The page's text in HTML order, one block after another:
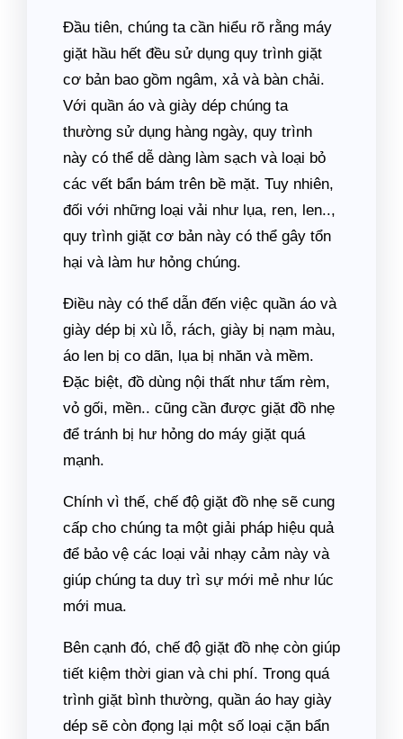
Đầu tiên, chúng ta cần hiểu rõ rằng máy
giặt hầu hết đều sử dụng quy trình giặt
cơ bản bao gồm ngâm, xả và bàn chải.
Với quần áo và giày dép chúng ta
thường sử dụng hàng ngày, quy trình
này có thể dễ dàng làm sạch và loại bỏ
các vết bẩn bám trên bề mặt. Tuy nhiên,
đối với những loại vải như lụa, ren, len..,
quy trình giặt cơ bản này có thể gây tổn
hại và làm hư hỏng chúng.
Điều này có thể dẫn đến việc quần áo và
giày dép bị xù lỗ, rách, giày bị nạm màu,
áo len bị co dãn, lụa bị nhăn và mềm.
Đặc biệt, đồ dùng nội thất như tấm rèm,
vỏ gối, mền.. cũng cần được giặt đồ nhẹ
để tránh bị hư hỏng do máy giặt quá
mạnh.
Chính vì thế, chế độ giặt đồ nhẹ sẽ cung
cấp cho chúng ta một giải pháp hiệu quả
để bảo vệ các loại vải nhạy cảm này và
giúp chúng ta duy trì sự mới mẻ như lúc
mới mua.
Bên cạnh đó, chế độ giặt đồ nhẹ còn giúp
tiết kiệm thời gian và chi phí. Trong quá
trình giặt bình thường, quần áo hay giày
dép sẽ còn đọng lại một số loại cặn bẩn